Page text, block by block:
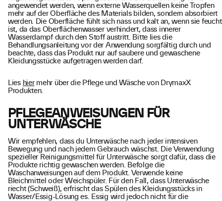
angewendet werden, wenn externe Wasserquellen keine Tropfen
mehr auf der Oberfläche des Materials bilden, sondern absorbiert
werden. Die Oberfläche fühlt sich nass und kalt an, wenn sie feucht
ist, da das Oberflächenwasser verhindert, dass innerer
Wasserdampf durch den Stoff austritt. Bitte lies die
Behandlungsanleitung vor der Anwendung sorgfältig durch und
beachte, dass das Produkt nur auf saubere und gewaschene
Kleidungsstücke aufgetragen werden darf.
Lies hiermehr über die Pflege und Wäsche von DrymaxX
Produkten.
PFLEGEANWEISUNGEN FÜR
UNTERWÄSCHE
Wir empfehlen, dass du Unterwäsche nach jeder intensiven
Bewegung und nach jedem Gebrauch wäschst. Die Verwendung
spezieller Reinigungsmittel für Unterwäsche sorgt dafür, dass die
Produkte richtig gewaschen werden. Befolge die
Waschanweisungen auf dem Produkt. Verwende keine
Bleichmittel oder Weichspüler. Für den Fall, dass Unterwäsche
riecht (Schweiß), erfrischt das Spülen des Kleidungsstücks in
Wasser/Essig-Lösung es. Essig wird jedoch nicht für die